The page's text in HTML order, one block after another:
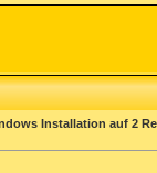
Installation auf 2